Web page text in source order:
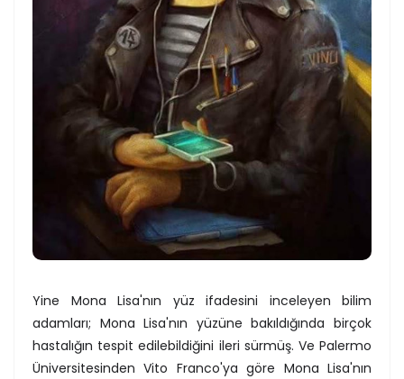
Yine Mona Lisa'nın yüz ifadesini inceleyen bilim
adamları; Mona Lisa'nın yüzüne bakıldığında birçok
hastalığın tespit edilebildiğini ileri sürmüş. Ve Palermo
Üniversitesinden Vito Franco'ya göre Mona Lisa'nın